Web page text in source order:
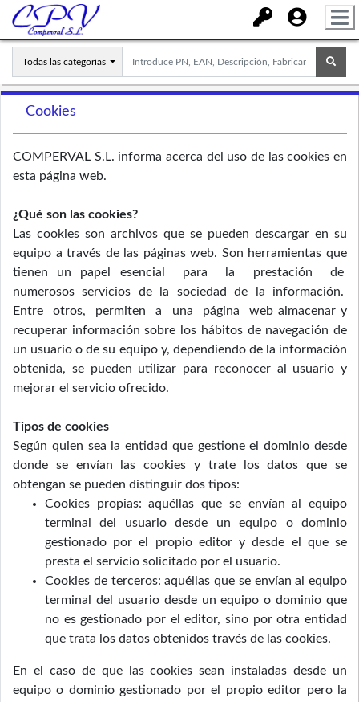
Todas las categorías
Cookies
COMPERVAL S.L. informa acerca del uso de las cookies en
esta página web.
¿Qué son las cookies?
Las cookies son archivos que se pueden descargar en su
equipo a través de las páginas web. Son herramientas que
tienen un papel esencial para la prestación de
numerosos servicios de la sociedad de la información.
Entre otros, permiten a una página web almacenar y
recuperar información sobre los hábitos de navegación de
un usuario o de su equipo y, dependiendo de la información
obtenida, se pueden utilizar para reconocer al usuario y
mejorar el servicio ofrecido.
Tipos de cookies
Según quien sea la entidad que gestione el dominio desde
donde se envían las cookies y trate los datos que se
obtengan se pueden distinguir dos tipos:
Cookies propias: aquéllas que se envían al equipo
terminal del usuario desde un equipo o dominio
gestionado por el propio editor y desde el que se
presta el servicio solicitado por el usuario.
Cookies de terceros: aquéllas que se envían al equipo
terminal del usuario desde un equipo o dominio que
no es gestionado por el editor, sino por otra entidad
que trata los datos obtenidos través de las cookies.
En el caso de que las cookies sean instaladas desde un
equipo o dominio gestionado por el propio editor pero la